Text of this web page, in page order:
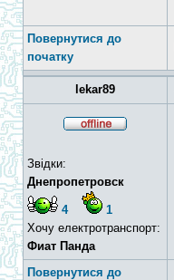
Повернутися до
початку
lekar89
Звідки:
Днепропетровск
4
1
Хочу електротранспорт:
Фиат Панда
Повернутися до